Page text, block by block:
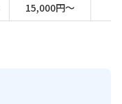
15,000円〜